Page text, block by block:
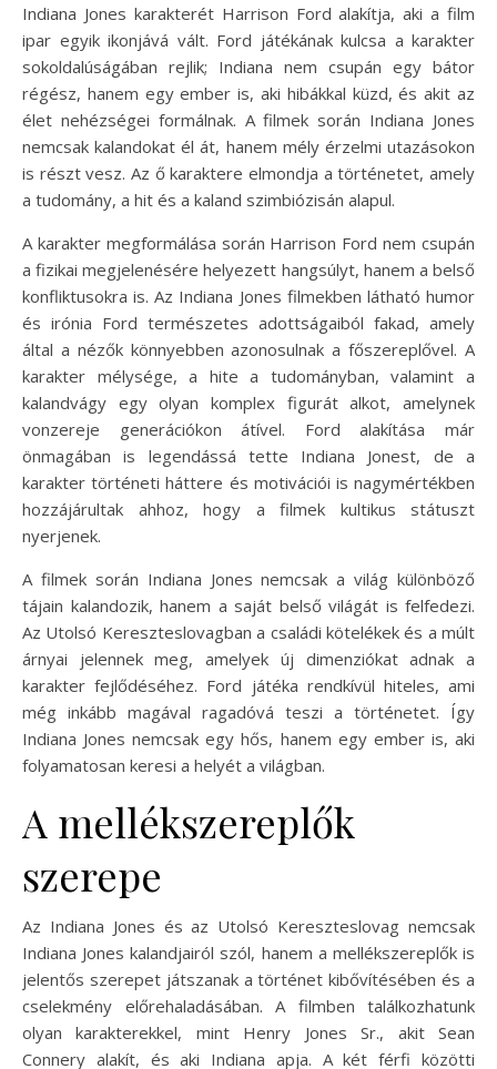
Indiana Jones karakterét Harrison Ford alakítja, aki a film
ipar egyik ikonjává vált. Ford játékának kulcsa a karakter
sokoldalúságában rejlik; Indiana nem csupán egy bátor
régész, hanem egy ember is, aki hibákkal küzd, és akit az
élet nehézségei formálnak. A filmek során Indiana Jones
nemcsak kalandokat él át, hanem mély érzelmi utazásokon
is részt vesz. Az ő karaktere elmondja a történetet, amely
a tudomány, a hit és a kaland szimbiózisán alapul.
A karakter megformálása során Harrison Ford nem csupán
a fizikai megjelenésére helyezett hangsúlyt, hanem a belső
konfliktusokra is. Az Indiana Jones filmekben látható humor
és irónia Ford természetes adottságaiból fakad, amely
által a nézők könnyebben azonosulnak a főszereplővel. A
karakter mélysége, a hite a tudományban, valamint a
kalandvágy egy olyan komplex figurát alkot, amelynek
vonzereje generációkon átível. Ford alakítása már
önmagában is legendássá tette Indiana Jonest, de a
karakter történeti háttere és motivációi is nagymértékben
hozzájárultak ahhoz, hogy a filmek kultikus státuszt
nyerjenek.
A filmek során Indiana Jones nemcsak a világ különböző
tájain kalandozik, hanem a saját belső világát is felfedezi.
Az Utolsó Kereszteslovagban a családi kötelékek és a múlt
árnyai jelennek meg, amelyek új dimenziókat adnak a
karakter fejlődéséhez. Ford játéka rendkívül hiteles, ami
még inkább magával ragadóvá teszi a történetet. Így
Indiana Jones nemcsak egy hős, hanem egy ember is, aki
folyamatosan keresi a helyét a világban.
A mellékszereplők
szerepe
Az Indiana Jones és az Utolsó Kereszteslovag nemcsak
Indiana Jones kalandjairól szól, hanem a mellékszereplők is
jelentős szerepet játszanak a történet kibővítésében és a
cselekmény előrehaladásában. A filmben találkozhatunk
olyan karakterekkel, mint Henry Jones Sr., akit Sean
Connery alakít, és aki Indiana apja. A két férfi közötti